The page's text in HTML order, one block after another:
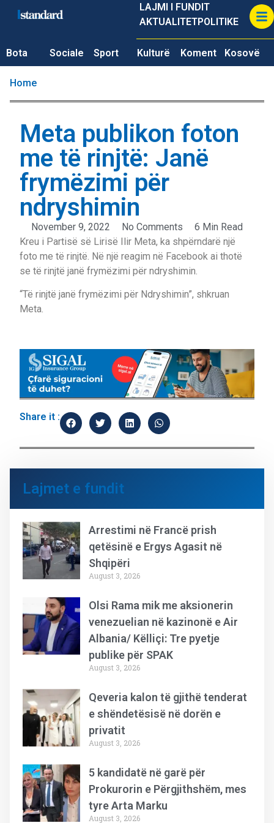
LAJMI I FUNDIT
AKTUALITETPOLITIKE
Bota Sociale Sport Kulturë Koment Kosovë
Home
Meta publikon foton
me të rinjtë: Janë
frymëzimi për
ndryshimin
November 9, 2022 No Comments
6 Min Read
Kreu i Partisë së Lirisë Ilir Meta, ka shpërndarë një
foto me të rinjtë. Në një reagim në Facebook ai thotë
se të rinjtë janë frymëzimi për ndryshimin.
“Të rinjtë janë frymëzimi për Ndryshimin”, shkruan
Meta.
Share it :
Lajmet e fundit
Arrestimi në Francë prish
qetësinë e Ergys Agasit në
Shqipëri
August 3, 2026
Olsi Rama mik me aksionerin
venezuelian në kazinonë e Air
Albania/ Këlliçi: Tre pyetje
publike për SPAK
August 3, 2026
Qeveria kalon të gjithë tenderat
e shëndetësisë në dorën e
privatit
August 3, 2026
5 kandidatë në garë për
Prokurorin e Përgjithshëm, mes
tyre Arta Marku
August 3, 2026